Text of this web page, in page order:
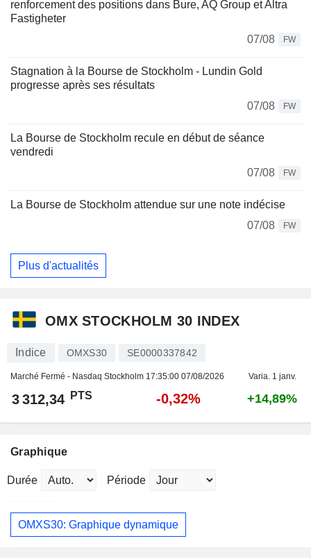
renforcement des positions dans Bure, AQ Group et Altra
Fastigheter
07/08
FW
Stagnation à la Bourse de Stockholm - Lundin Gold
progresse après ses résultats
07/08
FW
La Bourse de Stockholm recule en début de séance
vendredi
07/08
FW
La Bourse de Stockholm attendue sur une note indécise
07/08
FW
Plus d'actualités
OMX STOCKHOLM 30 INDEX
Indice OMXS30 SE0000337842
Marché Fermé - Nasdaq Stockholm 17:35:00 07/08/2026 Varia. 1 janv.
3 312,34 PTS -0,32% +14,89%
Graphique
Durée Période
OMXS30: Graphique dynamique